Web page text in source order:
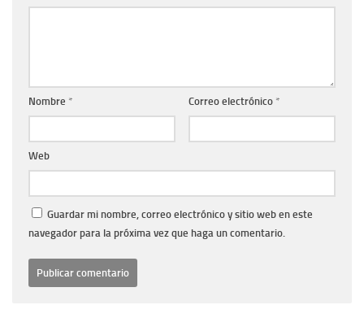
Nombre * Correo electrónico *
Web
Guardar mi nombre, correo electrónico y sitio web en este
navegador para la próxima vez que haga un comentario.